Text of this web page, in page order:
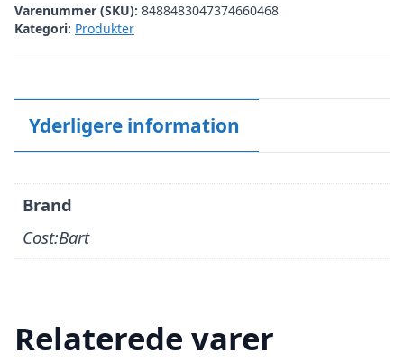
Varenummer (SKU): 8488483047374660468
Kategori: Produkter
Yderligere information
Brand
Cost:Bart
Relaterede varer